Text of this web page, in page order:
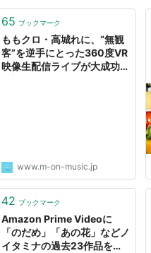
65 ブックマーク
ももクロ・高城れに、“無観
客”を逆手にとった360度VR
映像生配信ライブが大成功！
www.m-on-music.jp
42 ブックマーク
Amazon Prime Videoに
「のだめ」「あの花」などノ
イタミナの過去23作品を一